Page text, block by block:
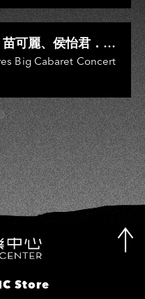
雯、陳孟賢、黃露
可麗、侯怡君．
田、鳥來嬤-吳
樺、吳淑敏、施文
雯、陳孟賢、黃露
Big Cabaret Concert
Store